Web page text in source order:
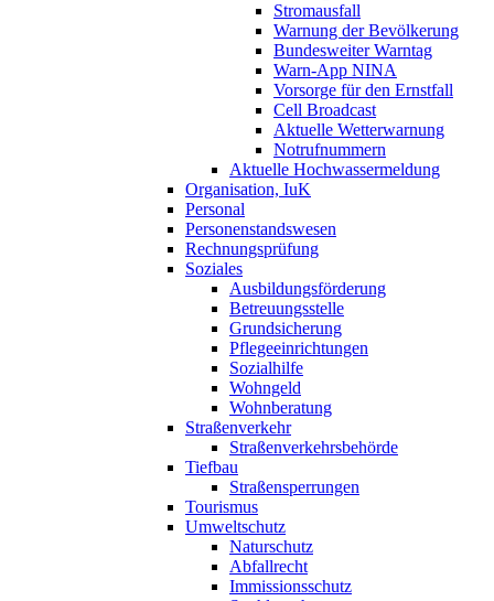
Stromausfall
Warnung der Bevölkerung
Bundesweiter Warntag
Warn-App NINA
Vorsorge für den Ernstfall
Cell Broadcast
Aktuelle Wetterwarnung
Notrufnummern
Aktuelle Hochwassermeldung
Organisation, IuK
Personal
Personenstandswesen
Rechnungsprüfung
Soziales
Ausbildungsförderung
Betreuungsstelle
Grundsicherung
Pflegeeinrichtungen
Sozialhilfe
Wohngeld
Wohnberatung
Straßenverkehr
Straßenverkehrsbehörde
Tiefbau
Straßensperrungen
Tourismus
Umweltschutz
Naturschutz
Abfallrecht
Immissionsschutz